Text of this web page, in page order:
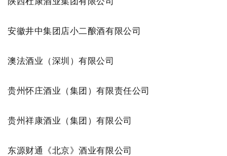
安徽井中集团店小二酿酒有限公司
澳法酒业（深圳）有限公司
贵州怀庄酒业（集团）有限责任公司
贵州祥康酒业（集团）有限公司
东源财通《北京》酒业有限公司